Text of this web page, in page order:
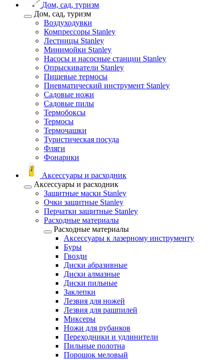
Дом, сад, туризм
Дом, сад, туризм
Воздуходувки
Компрессоры Stanley
Лестницы Stanley
Минимойки Stanley
Насосы и насосные станции Stanley
Опрыскиватели Stanley
Пищевые термосы
Пневматический инструмент Stanley
Садовые ножи
Садовые пилы
Термобоксы
Термосы
Термочашки
Туристическая посуда
Фляги
Фонарики
Аксессуары и расходник
Аксессуары и расходник
Защитные маски Stanley
Очки защитные Stanley
Перчатки защитные Stanley
Расходные материалы
Расходные материалы
Аксессуары к лазерному инструменту
Буры
Гвозди
Диски абразивные
Диски алмазные
Диски пильные
Заклепки
Лезвия для ножей
Лезвия для рашпилей
Миксеры
Ножи для рубанков
Переходники и удлинители
Пильные полотна
Порошок меловый